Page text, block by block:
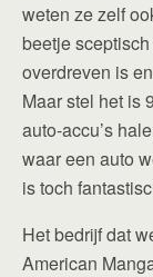
weten ze zelf
beetje
overdreven is
Maar stel het is
auto-accu’s
waar een auto
is toch
Het bedrijf dat
American